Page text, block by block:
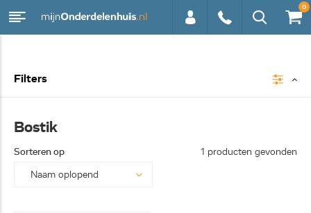
0
Filters
Bostik
Sorteren op 1 producten gevonden